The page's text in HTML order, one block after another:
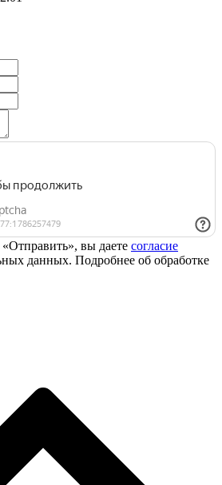
вы даете согласие
данных. Подробнее об обработке